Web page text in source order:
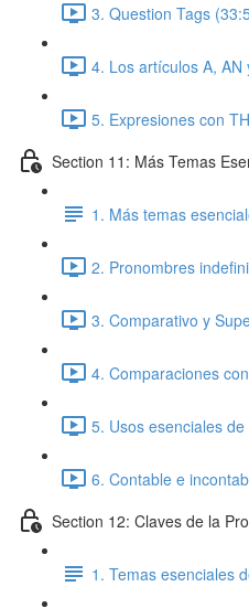
3. Question Tags
4. Los artículos A,
5. Expresiones con
Section 11: Más Temas
1. Más temas
2. Pronombres
3. Comparativo y
4. Comparaciones
5. Usos esenciales
6. Contable e
Section 12: Claves de la
1. Temas esenciales